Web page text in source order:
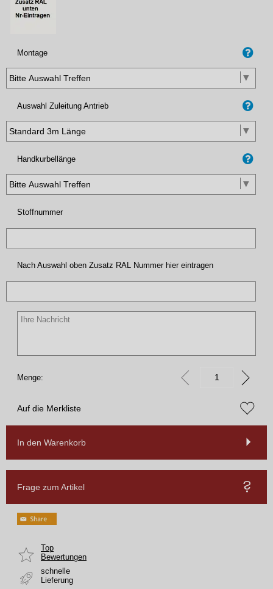
Montage
Auswahl Zuleitung Antrieb
Handkurbellänge
Stoffnummer
Nach Auswahl oben Zusatz RAL Nummer hier eintragen
Menge:
Auf die Merkliste
In den Warenkorb
Frage zum Artikel
Top
Bewertungen
schnelle
Lieferung